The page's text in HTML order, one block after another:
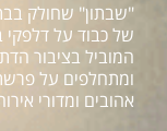
"שבתון" שחולק
של כבוד על דלפקי
המוביל בציבור
ומתחלפים על
אהובים ומדורי